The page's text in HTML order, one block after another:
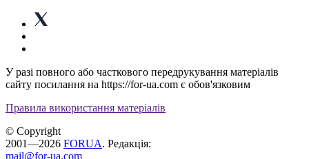
У разі повного або часткового передрукування матеріалів
сайту посилання на https://for-ua.com є обов'язковим
Правила використання матеріалів
© Copyright
2001—2026 FORUA. Редакція:
mail@for-ua.com